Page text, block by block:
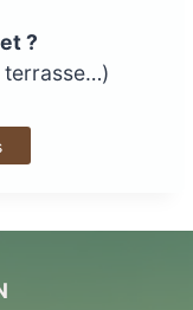
?
terrasse…)